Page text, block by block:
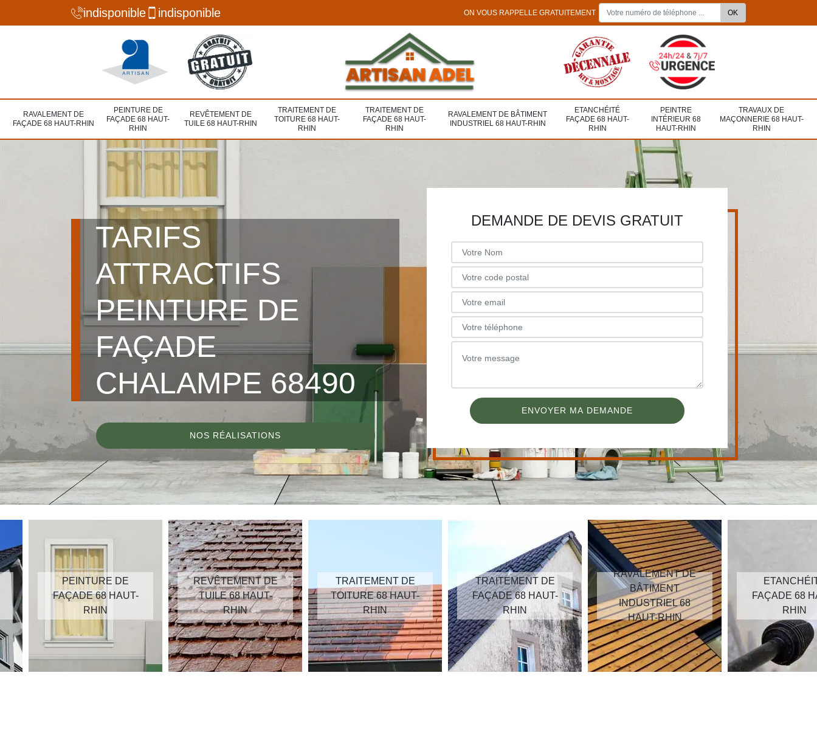
indisponible indisponible ON VOUS RAPPELLE GRATUITEMENT
RAVALEMENT DE
FAÇADE 68 HAUT-RHIN
PEINTURE DE
FAÇADE 68 HAUT-
RHIN
REVÊTEMENT DE
TUILE 68 HAUT-RHIN
TRAITEMENT DE
TOITURE 68 HAUT-
RHIN
TRAITEMENT DE
FAÇADE 68 HAUT-
RHIN
RAVALEMENT DE BÂTIMENT
INDUSTRIEL 68 HAUT-RHIN
ETANCHÉITÉ
FAÇADE 68 HAUT-
RHIN
PEINTRE
INTÉRIEUR 68
HAUT-RHIN
TRAVAUX DE
MAÇONNERIE 68 HAUT-
RHIN
TARIFS
ATTRACTIFS
PEINTURE DE
FAÇADE
CHALAMPE 68490
NOS RÉALISATIONS
DEMANDE DE DEVIS GRATUIT
PEINTURE DE
FAÇADE 68 HAUT-
RHIN
REVÊTEMENT DE
TUILE 68 HAUT-
RHIN
TRAITEMENT DE
TOITURE 68 HAUT-
RHIN
TRAITEMENT DE
FAÇADE 68 HAUT-
RHIN
RAVALEMENT DE
BÂTIMENT
INDUSTRIEL 68
HAUT-RHIN
FAÇADE 68
RHIN